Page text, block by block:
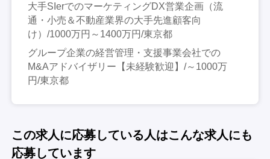
大手SIerでのマーケティングDX営業企画（流
通・小売＆不動産業界の大手先進顧客向
け）/1000万円～1400万円/東京都
グループ企業の経営管理・支援事業会社での
M&Aアドバイザリー【未経験歓迎】/～1000万
円/東京都
この求人に応募している人はこんな求人にも
応募しています